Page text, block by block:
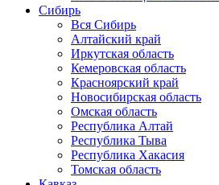
Сибирь
Вся Сибирь
Алтайский край
Иркутская область
Кемеровская область
Красноярский край
Новосибирская область
Омская область
Республика Алтай
Республика Тыва
Республика Хакасия
Томская область